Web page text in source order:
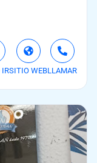
IRSITIO WEBLLAMAR